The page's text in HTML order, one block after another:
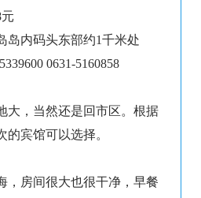
内码头东部约1千米处
0631-5160858
，当然还是回市区。根据
的宾馆可以选择。
房间很大也很干净，早餐